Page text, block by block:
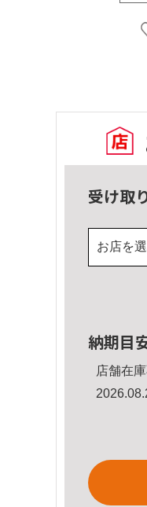
受け取
お店を
納期目
店舗在